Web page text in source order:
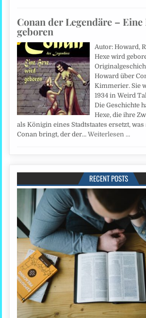
Conan der Legendäre –
geboren
Autor: Howard,
Hexe wird
Howard über
Kimmerier. Sie
1934 in Weird
Die Geschichte
Hexe, die ihre
als Königin eines Stadtstaates ersetzt,
Conan bringt, der der…Weiterlesen …
RECENT POSTS